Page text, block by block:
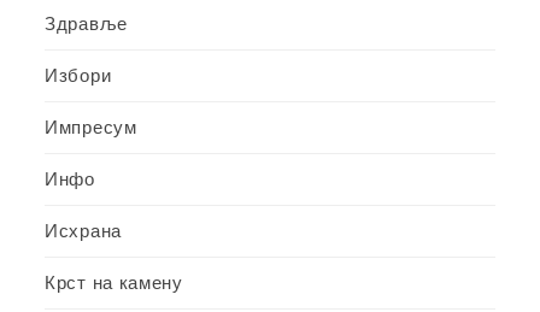
Здравље
Избори
Импресум
Инфо
Исхрана
Крст на камену